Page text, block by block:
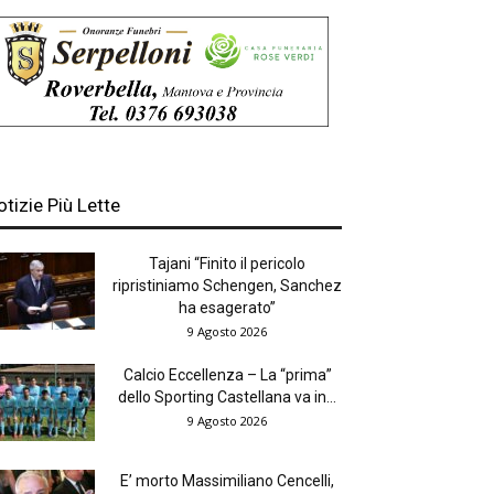
Più Lette
Tajani “Finito il pericolo
ripristiniamo Schengen, Sanchez
ha esagerato”
9 Agosto 2026
Calcio Eccellenza – La “prima”
dello Sporting Castellana va in...
9 Agosto 2026
E’ morto Massimiliano Cencelli,